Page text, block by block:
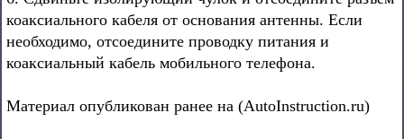
коаксиального кабеля от основания антенны. Если
необходимо, отсоедините проводку питания и
коаксиальный кабель мобильного телефона.
Материал опубликован ранее на (AutoInstruction.ru)